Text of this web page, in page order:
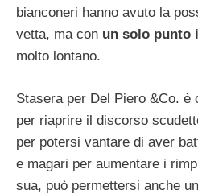
bianconeri hanno avuto la
vetta, ma con un solo punto
molto lontano.
Stasera per Del Piero &Co. è
per riaprire il discorso
per potersi vantare di aver
e magari per aumentare i
sua, può permettersi anche